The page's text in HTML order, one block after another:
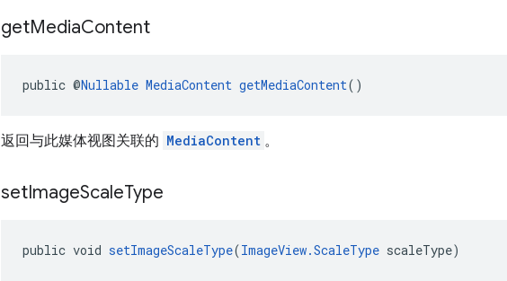
getMediaContent
public @Nullable MediaContent getMediaContent()
返回与此媒体视图关联的 MediaContent 。
setImageScaleType
public void setImageScaleType(ImageView.ScaleType scaleType)